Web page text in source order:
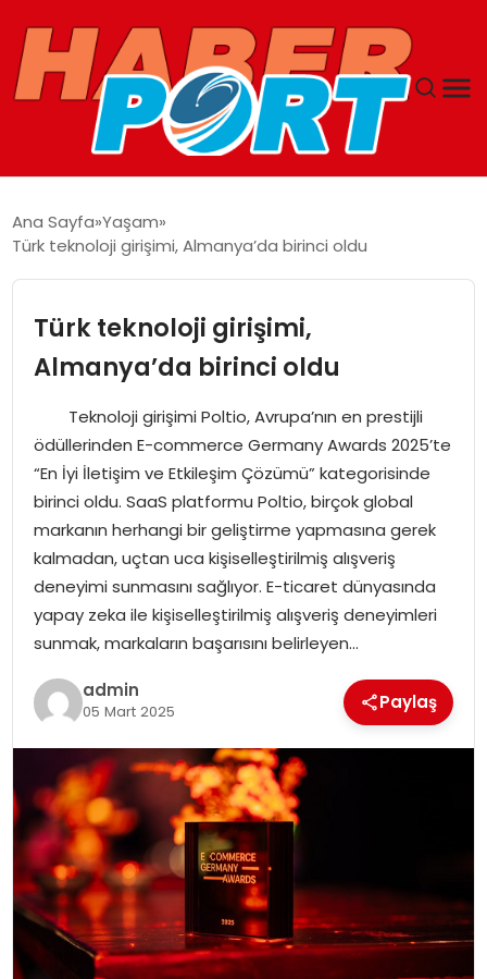
YAŞAM
SAĞLIK
MAGAZIN
EĞITIM
OTOMOBIL
TEKNOLOJI
EKONOMI
Ana Sayfa Yaşam
Türk teknoloji girişimi, Almanya’da birinci oldu
Türk teknoloji girişimi,
Almanya’da birinci oldu
Teknoloji girişimi Poltio, Avrupa’nın en prestijli
ödüllerinden E-commerce Germany Awards 2025’te
“En İyi İletişim ve Etkileşim Çözümü” kategorisinde
birinci oldu. SaaS platformu Poltio, birçok global
markanın herhangi bir geliştirme yapmasına gerek
kalmadan, uçtan uca kişiselleştirilmiş alışveriş
deneyimi sunmasını sağlıyor. E-ticaret dünyasında
yapay zeka ile kişiselleştirilmiş alışveriş deneyimleri
sunmak, markaların başarısını belirleyen…
admin
05 Mart 2025 Paylaş